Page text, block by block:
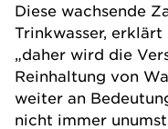
Diese wachsende
Trinkwasser,
„daher wird die
Reinhaltung von
weiter an
nicht immer